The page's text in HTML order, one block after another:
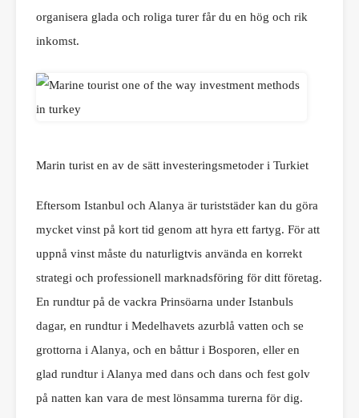
organisera glada och roliga turer får du en hög och rik
inkomst.
Marin turist en av de sätt investeringsmetoder i Turkiet
Eftersom Istanbul och Alanya är turiststäder kan du göra
mycket vinst på kort tid genom att hyra ett fartyg. För att
uppnå vinst måste du naturligtvis använda en korrekt
strategi och professionell marknadsföring för ditt företag.
En rundtur på de vackra Prinsöarna under Istanbuls
dagar, en rundtur i Medelhavets azurblå vatten och se
grottorna i Alanya, och en båttur i Bosporen, eller en
glad rundtur i Alanya med dans och dans och fest golv
på natten kan vara de mest lönsamma turerna för dig.